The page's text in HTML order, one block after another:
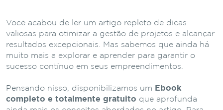
Você acabou de ler um artigo repleto de dicas
valiosas para otimizar a gestão de projetos e alcançar
resultados excepcionais. Mas sabemos que ainda há
muito mais a explorar e aprender para garantir o
sucesso contínuo em seus empreendimentos.
Pensando nisso, disponibilizamos um Ebook
completo e totalmente gratuito que aprofunda